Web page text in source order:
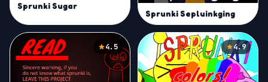
Sprunki Sugar
Sprunki Sepluinkging
4.5 4.9